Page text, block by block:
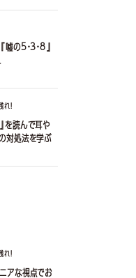
の5・3・8』
！
を読んで耳や
対処法を学ぶ
！
アな視点でお